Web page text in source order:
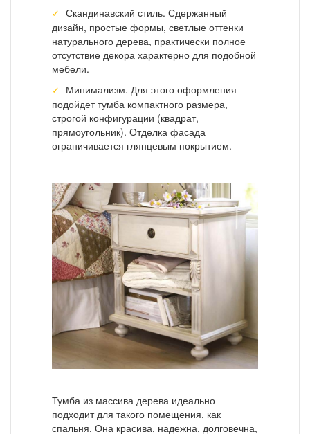
Скандинавский стиль. Сдержанный
дизайн, простые формы, светлые оттенки
натурального дерева, практически полное
отсутствие декора характерно для подобной
мебели.
Минимализм. Для этого оформления
подойдет тумба компактного размера,
строгой конфигурации (квадрат,
прямоугольник). Отделка фасада
ограничивается глянцевым покрытием.
Тумба из массива дерева идеально
подходит для такого помещения, как
спальня. Она красива, надежна, долговечна,